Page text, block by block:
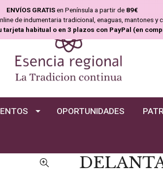
ENVÍOS GRATISen Península a partir de 89€
de indumentaria tradicional, enaguas, mantones y
tarjeta habitual o en 3 plazos con PayPal (en
OPORTUNIDADES